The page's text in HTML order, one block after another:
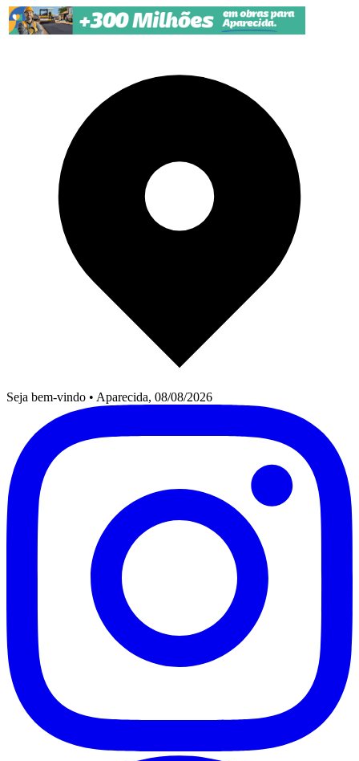
Pular para o conteúdo
Seja bem-vindo • Aparecida, 08/08/2026